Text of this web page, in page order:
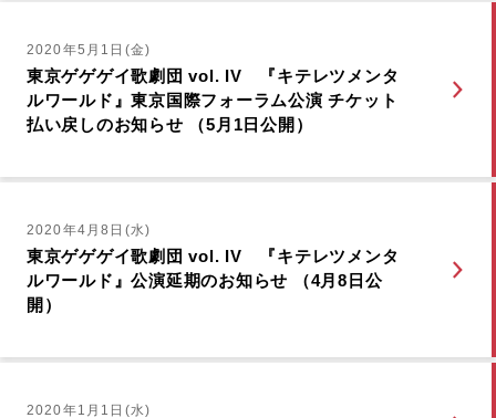
2020年5月1日(金)
東京ゲゲゲイ歌劇団 vol. IV 『キテレツメンタ
ルワールド』東京国際フォーラム公演 チケット
払い戻しのお知らせ （5月1日公開）
2020年4月8日(水)
東京ゲゲゲイ歌劇団 vol. IV 『キテレツメンタ
ルワールド』公演延期のお知らせ （4月8日公
開）
2020年1月1日(水)